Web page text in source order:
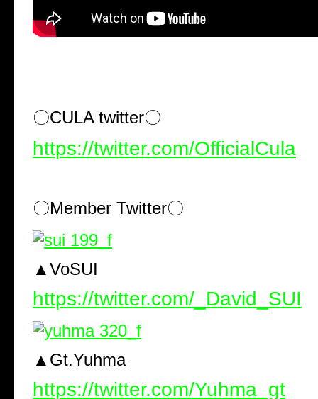
〇CULA twitter〇
https://twitter.com/OfficialCula
〇Member Twitter〇
▲VoSUI
https://twitter.com/_David_SUI
▲Gt.Yuhma
https://twitter.com/Yuhma_gt